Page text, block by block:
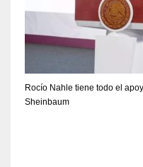
Rocío Nahle tiene todo el
Sheinbaum